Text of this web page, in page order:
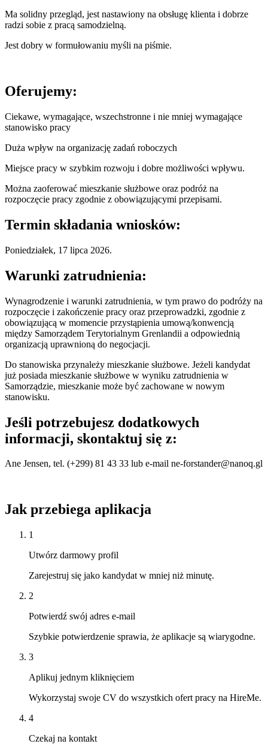
Ma solidny przegląd, jest nastawiony na obsługę klienta i dobrze
radzi sobie z pracą samodzielną.
Jest dobry w formułowaniu myśli na piśmie.
Oferujemy:
Ciekawe, wymagające, wszechstronne i nie mniej wymagające
stanowisko pracy
Duża wpływ na organizację zadań roboczych
Miejsce pracy w szybkim rozwoju i dobre możliwości wpływu.
Można zaoferować mieszkanie służbowe oraz podróż na
rozpoczęcie pracy zgodnie z obowiązującymi przepisami.
Termin składania wniosków:
Poniedziałek, 17 lipca 2026.
Warunki zatrudnienia:
Wynagrodzenie i warunki zatrudnienia, w tym prawo do podróży na
rozpoczęcie i zakończenie pracy oraz przeprowadzki, zgodnie z
obowiązującą w momencie przystąpienia umową/konwencją
między Samorządem Terytorialnym Grenlandii a odpowiednią
organizacją uprawnioną do negocjacji.
Do stanowiska przynależy mieszkanie służbowe. Jeżeli kandydat
już posiada mieszkanie służbowe w wyniku zatrudnienia w
Samorządzie, mieszkanie może być zachowane w nowym
stanowisku.
Jeśli potrzebujesz dodatkowych
informacji, skontaktuj się z:
Ane Jensen, tel. (+299) 81 43 33 lub e-mail ne-forstander@nanoq.gl
Jak przebiega aplikacja
1
Utwórz darmowy profil
Zarejestruj się jako kandydat w mniej niż minutę.
2
Potwierdź swój adres e-mail
Szybkie potwierdzenie sprawia, że aplikacje są wiarygodne.
3
Aplikuj jednym kliknięciem
Wykorzystaj swoje CV do wszystkich ofert pracy na HireMe.
4
Czekaj na kontakt